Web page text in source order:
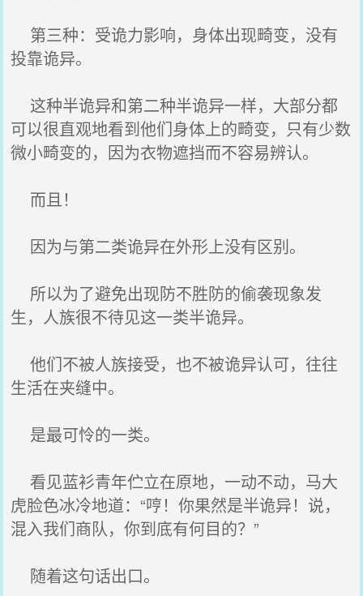
第三种：受诡力影响，身体出现畸变，没有
投靠诡异。
这种半诡异和第二种半诡异一样，大部分都
可以很直观地看到他们身体上的畸变，只有少数
微小畸变的，因为衣物遮挡而不容易辨认。
而且！
因为与第二类诡异在外形上没有区别。
所以为了避免出现防不胜防的偷袭现象发
生，人族很不待见这一类半诡异。
他们不被人族接受，也不被诡异认可，往往
生活在夹缝中。
是最可怜的一类。
看见蓝衫青年伫立在原地，一动不动，马大
虎脸色冰冷地道：“哼！你果然是半诡异！说，
混入我们商队，你到底有何目的？”
随着这句话出口。